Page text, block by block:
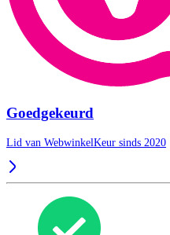
Goedgekeurd
Lid van WebwinkelKeur sinds 2020